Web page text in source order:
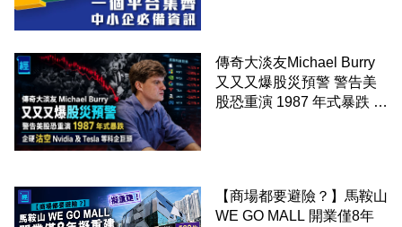
傳奇大淡友Michael Burry
又又又爆股災預警 警告美
股恐重演 1987 年式暴跌 企
【商場都要避險？】馬鞍山
WE GO MALL 開業僅8年